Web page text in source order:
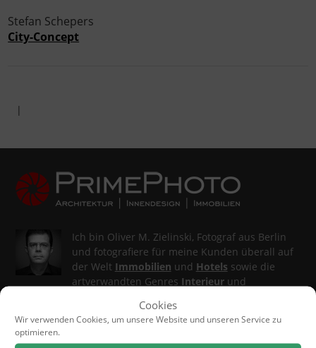
Cookies
Wir verwenden Cookies, um unsere Website und unseren Service zu
optimieren.
Stefan Schepers
City-Concept
|
Ich bin Oliver M. Zielinski, Fotograf aus Berlin
und fotografiere für meine Kunden überall auf
der Welt Immobilien und Hotels sowie die
artverwandten Genres Interieurund
Mein Fotostudio PrimePhoto veranstaltet darüber hinaus
Foto-Workshops für Immobilienprofis.